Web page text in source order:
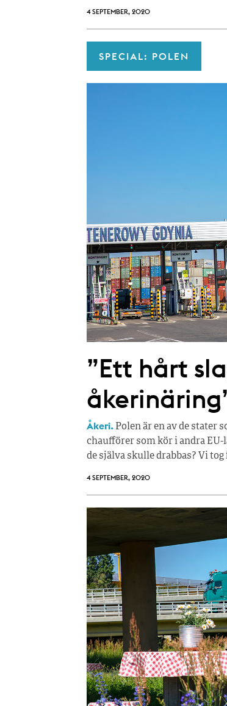
4 SEPTEMBER, 2020
SPECIAL: POLEN
”Ett hårt
Åkeri. Polen är en av de stater
chaufförer som kör i andra
de själva skulle drabbas? Vi
4 SEPTEMBER, 2020